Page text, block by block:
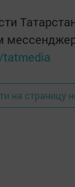
на страницу